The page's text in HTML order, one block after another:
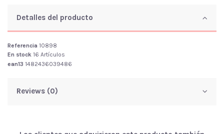
Detalles del producto
Referencia 10898
En stock 16 Artículos
ean13 1482436039486
Reviews (0)